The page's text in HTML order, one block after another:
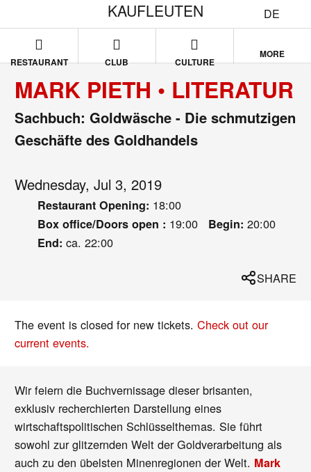
DE
KAUFLEUTEN
RESTAURANT CLUB CULTURE
MORE
MARK PIETH • LITERATUR
Sachbuch: Goldwäsche - Die schmutzigen
Geschäfte des Goldhandels
Wednesday, Jul 3, 2019
Restaurant Opening: 18:00
Box office/Doors open : 19:00 Begin: 20:00
End: ca. 22:00
SHARE
The event is closed for new tickets.Check out our
current events.
Wir feiern die Buchvernissage dieser brisanten,
exklusiv recherchierten Darstellung eines
wirtschaftspolitischen Schlüsselthemas. Sie führt
sowohl zur glitzernden Welt der Goldverarbeitung als
auch zu den übelsten Minenregionen der Welt. Mark